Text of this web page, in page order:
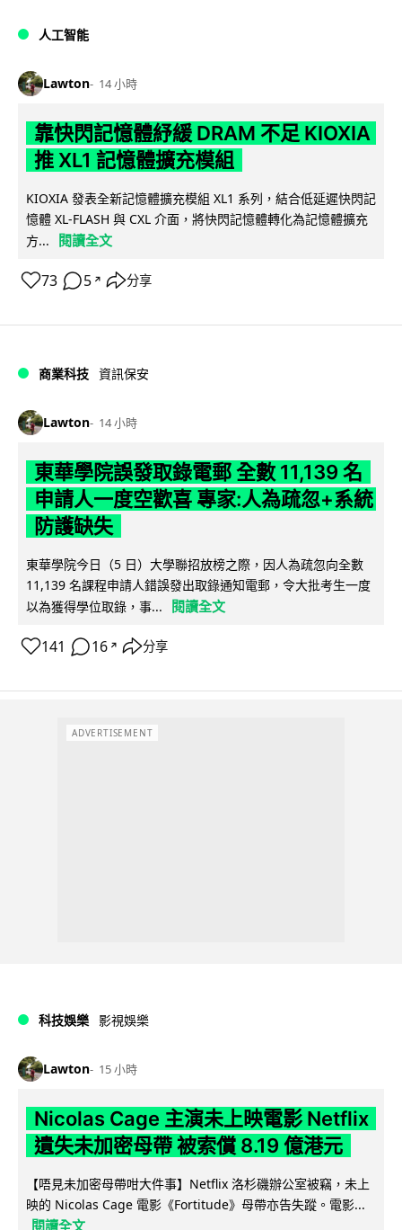
人工智能
Lawton 14 小時
靠快閃記憶體紓緩 DRAM 不足 KIOXIA
推 XL1 記憶體擴充模組
KIOXIA 發表全新記憶體擴充模組 XL1 系列，結合低延遲快閃記
憶體 XL-FLASH 與 CXL 介面，將快閃記憶體轉化為記憶體擴充
方...
閱讀全文
73 5 ↗ 分享
商業科技 資訊保安
Lawton 14 小時
東華學院誤發取錄電郵 全數 11,139 名
申請人一度空歡喜 專家:人為疏忽+系統
防護缺失
東華學院今日（5 日）大學聯招放榜之際，因人為疏忽向全數
11,139 名課程申請人錯誤發出取錄通知電郵，令大批考生一度
以為獲得學位取錄，事...
閱讀全文
141 16 ↗ 分享
ADVERTISEMENT
科技娛樂 影視娛樂
Lawton 15 小時
Nicolas Cage 主演未上映電影 Netflix
遺失未加密母帶 被索償 8.19 億港元
【唔見未加密母帶咁大件事】Netflix 洛杉磯辦公室被竊，未上
映的 Nicolas Cage 電影《Fortitude》母帶亦告失蹤。電影...
閱讀全文